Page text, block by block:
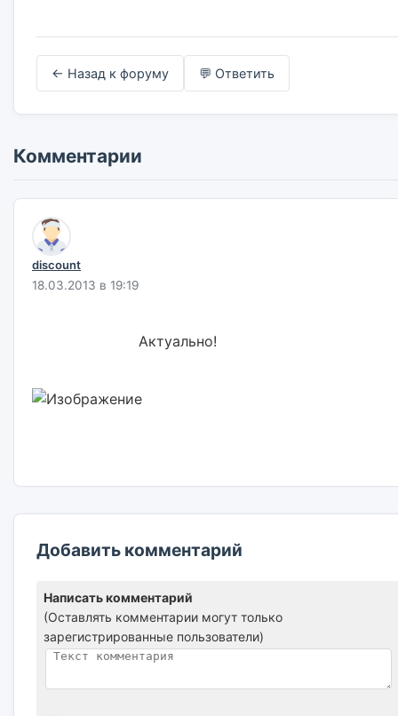
← Назад к форуму 💬 Ответить
Комментарии
discount
18.03.2013 в 19:19
Добавить комментарий
Написать комментарий
(Оставлять комментарии могут только
зарегистрированные пользователи)